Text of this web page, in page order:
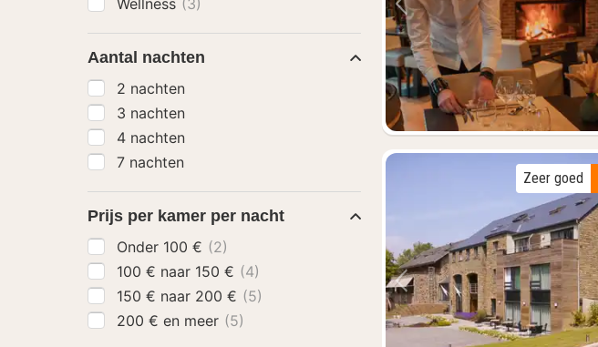
Vorige foto
Vorige foto
Zeer goed
Wellness (3)
Aantal nachten
2 nachten
3 nachten
4 nachten
7 nachten
Prijs per kamer per nacht
Onder 100 € (2)
100 € naar 150 € (4)
150 € naar 200 € (5)
200 € en meer (5)